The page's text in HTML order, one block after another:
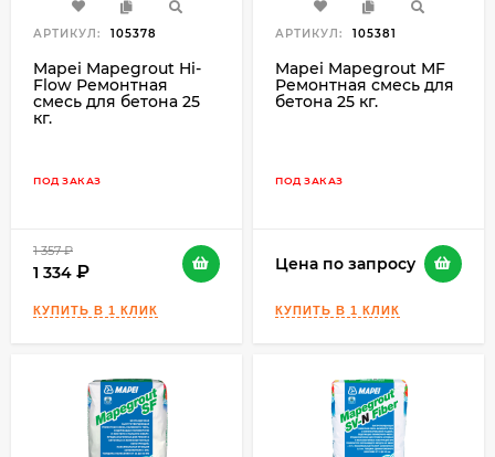
АРТИКУЛ: 105378
Mapei Mapegrout Hi-
Flow Ремонтная
смесь для бетона 25
кг.
ПОД ЗАКАЗ
1 357
1 334
АРТИКУЛ: 105381
Mapei Mapegrout MF
Ремонтная смесь для
бетона 25 кг.
ПОД ЗАКАЗ
Цена по запросу